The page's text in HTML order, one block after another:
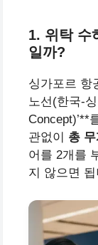
1. 위탁 수
일까?
싱가포르 항
노선(한국-
Concept)’**
관없이 총
어를 2개를
지 않으면